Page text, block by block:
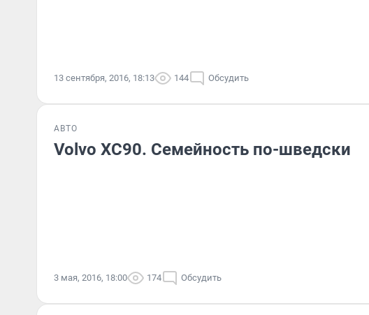
13 сентября, 2016, 18:13 144 Обсудить
АВТО
Volvo XC90. Семейность по-шведски
3 мая, 2016, 18:00 174 Обсудить